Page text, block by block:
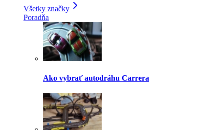
Všetky značky
Poradňa
Ako vybrať autodráhu Carrera